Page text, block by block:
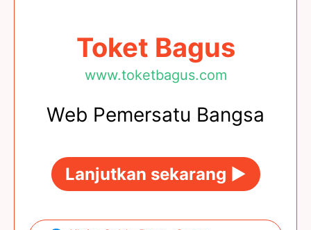
Toket Bagus
www.toketbagus.com
Web Pemersatu Bangsa
Lanjutkan sekarang ►